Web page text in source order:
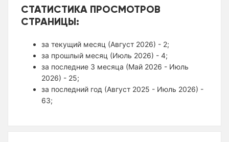
СТАТИСТИКА ПРОСМОТРОВ
СТРАНИЦЫ:
за текущий месяц (Август 2026) - 2;
за прошлый месяц (Июль 2026) - 4;
за последние 3 месяца (Май 2026 - Июль
2026) - 25;
за последний год (Август 2025 - Июль 2026) -
63;